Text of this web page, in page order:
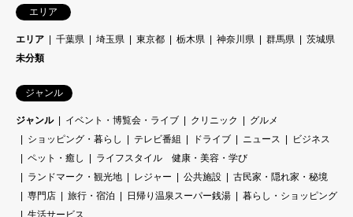
エリア
エリア 千葉県 埼玉県 東京都 栃木県 神奈川県 群馬県
茨城県
未分類
ジャンル
ジャンル イベント・博覧会・ライブ クリニック
グルメ
ショッピング・暮らし
テレビ番組 ドライブ ニュース
ビジネス
ペット・癒し
ライフスタイル 健康・美容・学び
ランドマーク・観光地
レジャー 公共施設
古民家・隠れ家・秘境
専門店
旅行・宿泊 日帰り温泉スーパー銭湯
暮らし・ショッピング
生活サービス